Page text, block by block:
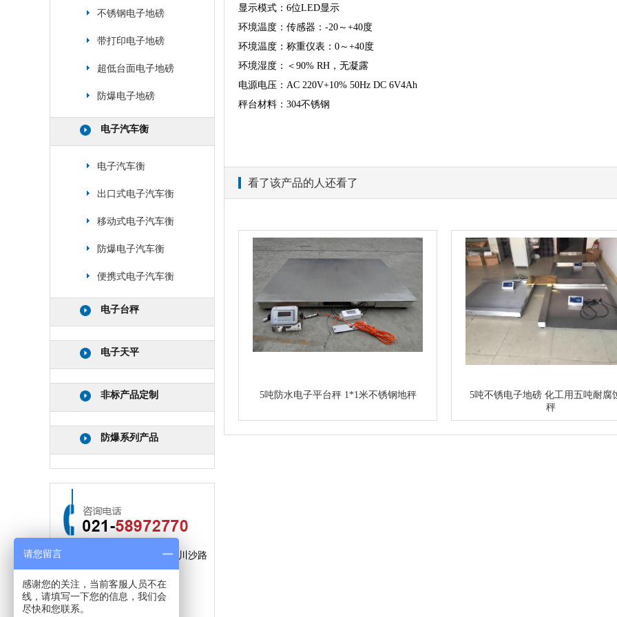
不锈钢电子地磅
带打印电子地磅
超低台面电子地磅
防爆电子地磅
电子汽车衡
电子汽车衡
出口式电子汽车衡
移动式电子汽车衡
防爆电子汽车衡
便携式电子汽车衡
电子台秤
电子天平
非标产品定制
防爆系列产品
公司地址：上海市浦东新区川沙路
手机：15300791241
显示模式：6位LED显示
环境温度：传感器：-20～+40度
环境温度：称重仪表：0～+40度
环境湿度：＜90% RH，无凝露
电源电压：AC 220V+10% 50Hz DC 6V4Ah
秤台材料：304不锈钢
看了该产品的人还看了
5吨防水电子平台秤 1*1米不锈钢地秤
5吨不锈电子地磅 化工用五吨耐腐
秤
请您留言
感谢您的关注，当前客服人员不在
线，请填写一下您的信息，我们会
尽快和您联系。